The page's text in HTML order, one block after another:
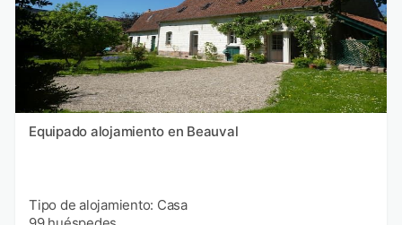
Equipado alojamiento en Beauval
Tipo de alojamiento: Casa